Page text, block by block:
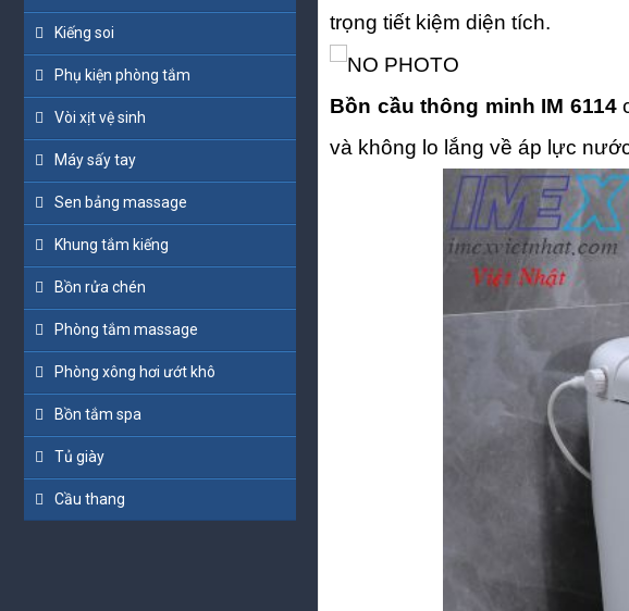
Kiếng soi
Phụ kiện phòng tắm
Vòi xịt vệ sinh
Máy sấy tay
Sen bảng massage
Khung tắm kiếng
Bồn rửa chén
Phòng tắm massage
Phòng xông hơi ướt khô
Bồn tắm spa
Tủ giày
Cầu thang
trọng tiết kiệm diện tích.
Bồn cầu thông minh IM 6114
và không lo lắng về áp lực